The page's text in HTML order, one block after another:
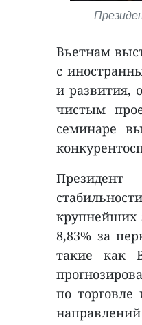
Вьетнам
с
и развития,
чистым
семинаре
Президент
крупнейших
8,83% за
такие как
по